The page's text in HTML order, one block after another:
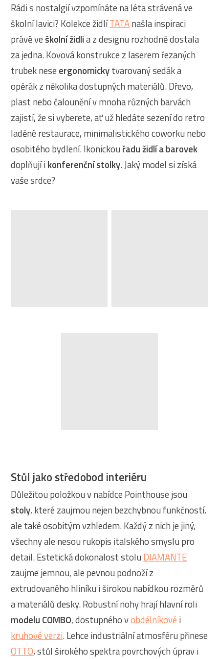
Rádi s nostalgií vzpomínáte na léta strávená ve
školní lavici? Kolekce židlíTATAnašla inspiraci
právě veškolní židlia z designu rozhodně dostala
za jedna. Kovová konstrukce z laserem řezaných
trubek nese ergonomickytvarovaný sedák a
opěrák z několika dostupných materiálů. Dřevo,
plast nebo čalounění v mnoha různých barvách
zajistí, že si vyberete, ať už hledáte sezení do retro
laděné restaurace, minimalistického coworku nebo
osobitého bydlení. Ikonickouřadu židlí a barovek
doplňují ikonferenční stolky. Jaký model si získá
vaše srdce?
Stůl jako středobod interiéru
Důležitou položkou v nabídce Pointhouse jsou
stoly, které zaujmou nejen bezchybnou funkčností,
ale také osobitým vzhledem. Každý z nich je jiný,
všechny ale nesou rukopis italského smyslu pro
detail. Estetická dokonalost stoluDIAMANTE
zaujme jemnou, ale pevnou podnoží z
extrudovaného hliníku i širokou nabídkou rozměrů
a materiálů desky. Robustní nohy hrají hlavní roli
modelu COMBO, dostupného vobdélníkové i
kruhové verzi. Lehce industriální atmosféru přinese
OTTO, stůl širokého spektra povrchových úprav i